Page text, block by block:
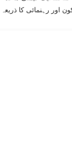
اور رہنمائی کا ذریعہ